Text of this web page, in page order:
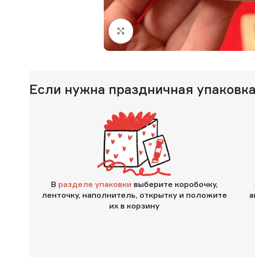
Нажмите, чтобы увеличить
Если нужна праздничная упаковка
В разделе упаковки выберите коробочку,
ленточку, наполнитель, открытку и положите
их в корзину